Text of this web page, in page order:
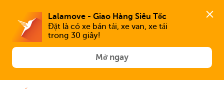
Lalamove - Giao Hàng Siêu Tốc
Đặt là có xe bán tải, xe van, xe tải
trong 30 giây!
Mở ngay